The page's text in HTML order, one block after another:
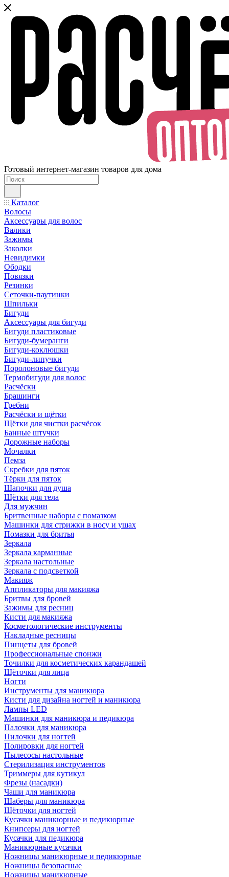
Готовый интернет-магазин товаров для дома
Каталог
Волосы
Аксессуары для волос
Валики
Зажимы
Заколки
Невидимки
Ободки
Повязки
Резинки
Сеточки-паутинки
Шпильки
Бигуди
Аксессуары для бигуди
Бигуди пластиковые
Бигуди-бумеранги
Бигуди-коклюшки
Бигуди-липучки
Поролоновые бигуди
Термобигуди для волос
Расчёски
Брашинги
Гребни
Расчёски и щётки
Щётки для чистки расчёсок
Банные штучки
Дорожные наборы
Мочалки
Пемза
Скребки для пяток
Тёрки для пяток
Шапочки для душа
Щётки для тела
Для мужчин
Бритвенные наборы с помазком
Машинки для стрижки в носу и ушах
Помазки для бритья
Зеркала
Зеркала карманные
Зеркала настольные
Зеркала с подсветкой
Макияж
Аппликаторы для макияжа
Бритвы для бровей
Зажимы для ресниц
Кисти для макияжа
Косметологические инструменты
Накладные ресницы
Пинцеты для бровей
Профессиональные спонжи
Точилки для косметических карандашей
Щёточки для лица
Ногти
Инструменты для маникюра
Кисти для дизайна ногтей и маникюра
Лампы LED
Машинки для маникюра и педикюра
Палочки для маникюра
Пилочки для ногтей
Полировки для ногтей
Пылесосы настольные
Стерилизация инструментов
Триммеры для кутикул
Фрезы (насадки)
Чаши для маникюра
Шаберы для маникюра
Щёточки для ногтей
Кусачки маникюрные и педикюрные
Книпсеры для ногтей
Кусачки для педикюра
Маникюрные кусачки
Ножницы маникюрные и педикюрные
Ножницы безопасные
Ножницы маникюрные